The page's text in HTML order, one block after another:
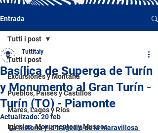
Entrada
Tutti i post
Excursiones y Montaña
Pueblos, Países y Castillos
Mares, Lagos y Ríos
Iglesias, Monumentos y Museos
Tutti i post
Basílica de Superga de Turín
y Monumento al Gran Turín -
Turín (TO) - Piamonte
Tuttitaly
Actualizado: 20 feb
La historia y la tragedia de la maravillosa